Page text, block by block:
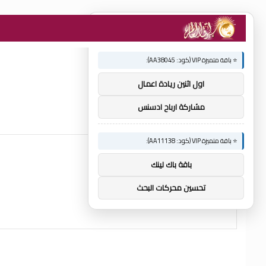
🚀 توصيات :
⭐ باقة متميزة VIP (كود: AA38045):
اول اثنين ريادة اعمال
مشاركة ارباح ادسنس
⭐ باقة متميزة VIP (كود: AA11138):
باقة باك لينك
تحسين محركات البحث